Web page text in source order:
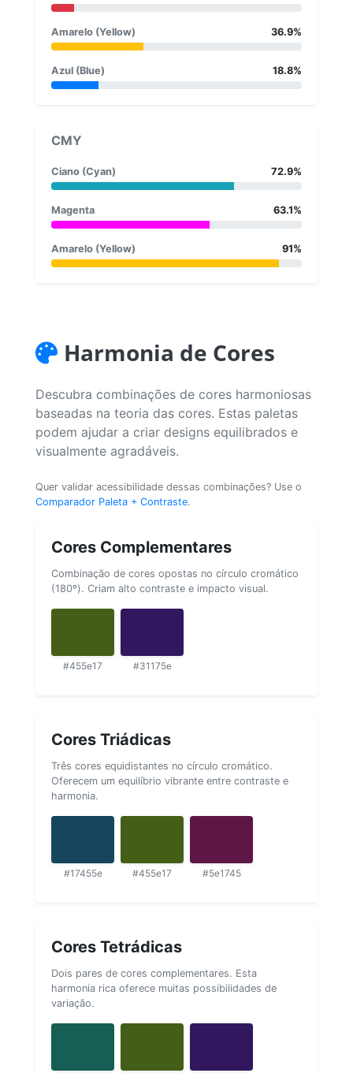
Amarelo (Yellow) 36.9%
Azul (Blue) 18.8%
CMY
Ciano (Cyan) 72.9%
Magenta 63.1%
Amarelo (Yellow) 91%
Harmonia de Cores
Descubra combinações de cores harmoniosas
baseadas na teoria das cores. Estas paletas
podem ajudar a criar designs equilibrados e
visualmente agradáveis.
Quer validar acessibilidade dessas combinações? Use o
Comparador Paleta + Contraste.
Cores Complementares
Combinação de cores opostas no círculo cromático
(180º). Criam alto contraste e impacto visual.
#455e17 #31175e
Cores Triádicas
Três cores equidistantes no círculo cromático.
Oferecem um equilíbrio vibrante entre contraste e
harmonia.
#17455e #455e17 #5e1745
Cores Tetrádicas
Dois pares de cores complementares. Esta
harmonia rica oferece muitas possibilidades de
variação.